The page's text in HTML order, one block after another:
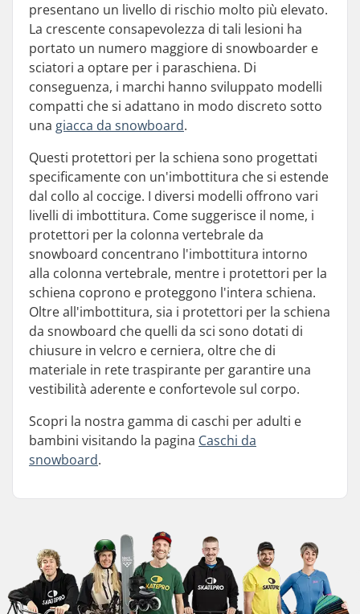
presentano un livello di rischio molto più elevato.
La crescente consapevolezza di tali lesioni ha
portato un numero maggiore di snowboarder e
sciatori a optare per i paraschiena. Di
conseguenza, i marchi hanno sviluppato modelli
compatti che si adattano in modo discreto sotto
una giacca da snowboard.
Questi protettori per la schiena sono progettati
specificamente con un'imbottitura che si estende
dal collo al coccige. I diversi modelli offrono vari
livelli di imbottitura. Come suggerisce il nome, i
protettori per la colonna vertebrale da
snowboard concentrano l'imbottitura intorno
alla colonna vertebrale, mentre i protettori per la
schiena coprono e proteggono l'intera schiena.
Oltre all'imbottitura, sia i protettori per la schiena
da snowboard che quelli da sci sono dotati di
chiusure in velcro e cerniera, oltre che di
materiale in rete traspirante per garantire una
vestibilità aderente e confortevole sul corpo.
Scopri la nostra gamma di caschi per adulti e
bambini visitando la pagina Caschi da
snowboard.